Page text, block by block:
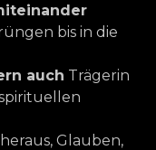
bis in die
auch Trägerin
Glauben,